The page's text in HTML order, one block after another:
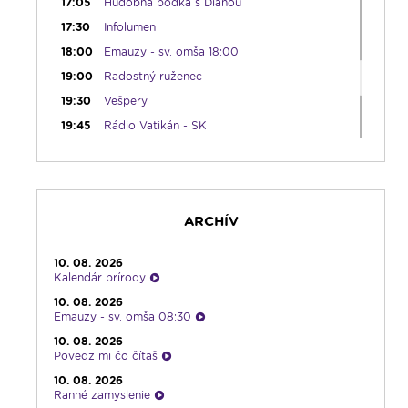
17:30
Infolumen
18:00
Emauzy - sv. omša 18:00
19:00
Radostný ruženec
19:30
Vešpery
19:45
Rádio Vatikán - SK
Album týždňa s Imrom Šimigom
22:00
Počúvaj srdcom
23:00
Čítanie na pokračovanie + repríza
zamyslenia zo 6:30
23:30
Infolumen - repríza
ARCHÍV
10. 08. 2026
Kalendár prírody
10. 08. 2026
Emauzy - sv. omša 08:30
10. 08. 2026
Povedz mi čo čítaš
10. 08. 2026
Ranné zamyslenie